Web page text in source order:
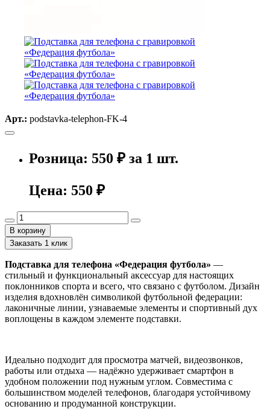
Арт.: podstavka-telephon-FK-4
Розница: 550 ₽ за 1 шт.
Цена: 550 ₽
В корзину
Заказать 1 клик
Подставка для телефона «Федерация футбола» —
стильный и функциональный аксессуар для настоящих
поклонников спорта и всего, что связано с футболом. Дизайн
изделия вдохновлён символикой футбольной федерации:
лаконичные линии, узнаваемые элементы и спортивный дух
воплощены в каждом элементе подставки.
Идеально подходит для просмотра матчей, видеозвонков,
работы или отдыха — надёжно удерживает смартфон в
удобном положении под нужным углом. Совместима с
большинством моделей телефонов, благодаря устойчивому
основанию и продуманной конструкции.